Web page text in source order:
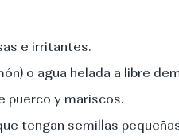
e irritantes.
o agua helada a libre
puerco y mariscos.
tengan semillas